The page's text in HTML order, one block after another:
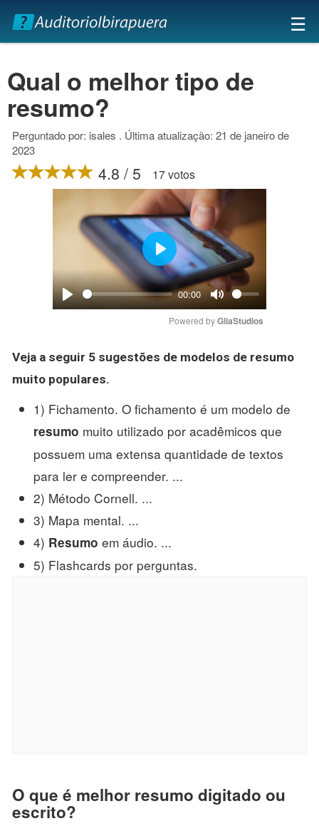
×
☰
Qual o melhor tipo de
resumo?
Perguntado por: isales . Última atualização: 21 de janeiro de
2023
4.8 / 5 17 votos
Play
00:00
Mute
Play
Powered by GliaStudios
Veja a seguir 5 sugestões de modelos de resumo
muito populares.
1) Fichamento. O fichamento é um modelo de
resumo muito utilizado por acadêmicos que
possuem uma extensa quantidade de textos
para ler e compreender. ...
2) Método Cornell. ...
3) Mapa mental. ...
4) Resumo em áudio. ...
5) Flashcards por perguntas.
O que é melhor resumo digitado ou
escrito?